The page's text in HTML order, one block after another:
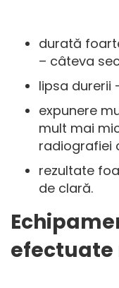
durată
– câteva
lipsa durerii
expunere
mult mai
radiografiei
rezultate
de clară.